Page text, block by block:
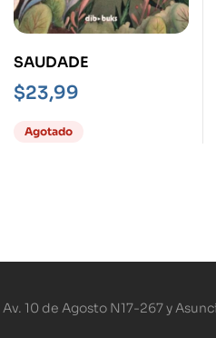
SAUDADE
$23,99
Agotado
Av. 10 de Agosto N17-267 y